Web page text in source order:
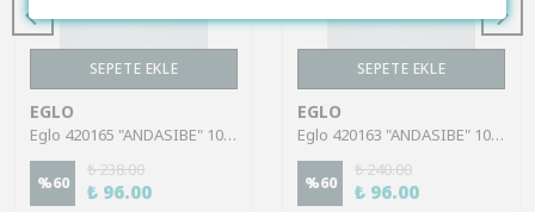
SEPETE EKLE
EGLO
Eglo 420165 "ANDASIBE" 10Cm Çapında Polyester Gri Kartal Bardak Altlık
%60
₺ 238.00
₺ 96.00
SEPETE EKLE
EGLO
Eglo 420163 "ANDASIBE" 10Cm Çapında Polyester Gri Kartal Bardak Altlık
%60
₺ 240.00
₺ 96.00